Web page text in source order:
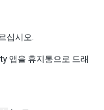
십시오.
앱을 휴지통으로 드래